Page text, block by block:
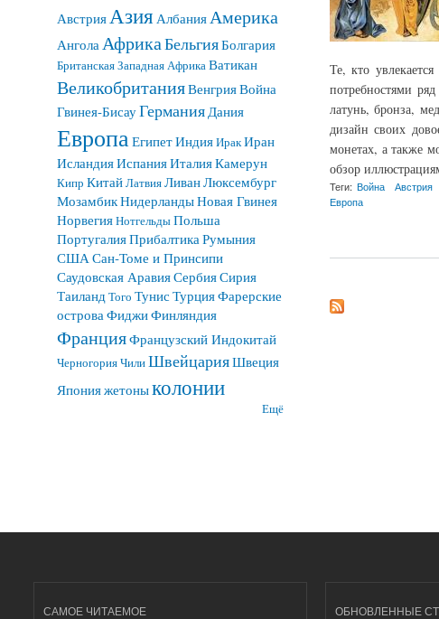
Те, кто
потребностями
латунь, бронза,
дизайн своих
монетах, а также
обзор
Теги: Война Австрия
Европа
Австрия Азия АлбанияАмерика
Ангола АфрикаБельгияБолгария
Британская Западная АфрикаВатикан
ВеликобританияВенгрияВойна
Гвинея-БисауГермания Дания
ЕвропаЕгипетИндияИракИран
ИсландияИспанияИталияКамерун
Кипр КитайЛатвияЛиванЛюксембург
МозамбикНидерландыНовая Гвинея
НорвегияНотгельдыПольша
ПортугалияПрибалтика Румыния
США Сан-Томе и Принсипи
Саудовская АравияСербияСирия
Таиланд Того Тунис ТурцияФарерские
острова ФиджиФинляндия
ФранцияФранцузский Индокитай
ЧерногорияЧилиШвейцарияШвеция
Японияжетоныколонии
Ещё
САМОЕ ЧИТАЕМОЕ
ОБНОВЛЕННЫЕ